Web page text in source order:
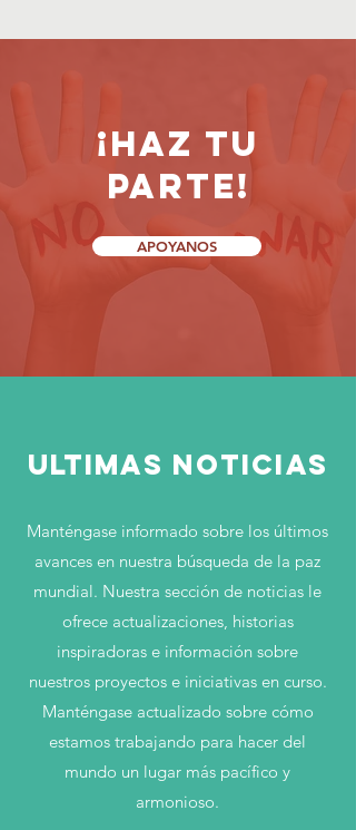
¡Haz tu
parte!
APOYANOS
ULTIMAS NOTICIAS
Manténgase informado sobre los últimos
avances en nuestra búsqueda de la paz
mundial. Nuestra sección de noticias le
ofrece actualizaciones, historias
inspiradoras e información sobre
nuestros proyectos e iniciativas en curso.
Manténgase actualizado sobre cómo
estamos trabajando para hacer del
mundo un lugar más pacífico y
armonioso.